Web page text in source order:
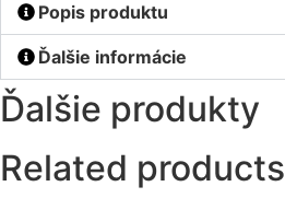
Popis produktu
Ďalšie informácie
Ďalšie produkty
Related products